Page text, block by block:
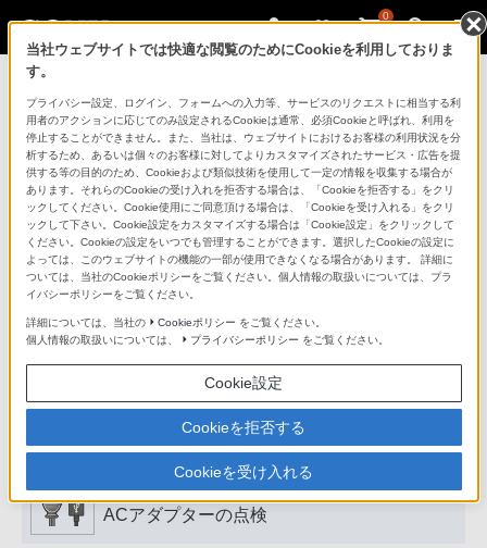
0
製品を安全に、安心してご使用いただ
くために
日常の清掃・点検が大切です。安全のため取扱説明書を
よく読みましょう。
製品に関する重要なお知らせ
安全で上手な使いかた
愛情点検のおすすめ
電源プラグ・コード、USB端子・ケーブル、
ACアダプターの点検
当社ウェブサイトでは快適な閲覧のためにCookieを利用しておりま
す。
プライバシー設定、ログイン、フォームへの入力等、サービスのリクエストに相当する利
用者のアクションに応じてのみ設定されるCookieは通常、必須Cookieと呼ばれ、利用を
停止することができません。また、当社は、ウェブサイトにおけるお客様の利用状況を分
析するため、あるいは個々のお客様に対してよりカスタマイズされたサービス・広告を提
供する等の目的のため、Cookieおよび類似技術を使用して一定の情報を収集する場合が
あります。それらのCookieの受け入れを拒否する場合は、「Cookieを拒否する」をクリ
ックしてください。Cookie使用にご同意頂ける場合は、「Cookieを受け入れる」をクリ
ックして下さい。Cookie設定をカスタマイズする場合は「Cookie設定」をクリックして
ください。Cookieの設定をいつでも管理することができます。選択したCookieの設定に
よっては、このウェブサイトの機能の一部が使用できなくなる場合があります。 詳細に
ついては、当社のCookieポリシーをご覧ください。個人情報の取扱いについては、プラ
イバシーポリシーをご覧ください。
詳細については、当社の Cookieポリシー をご覧ください。
個人情報の取扱いについては、
プライバシーポリシー をご覧ください。
Cookie設定
Cookieを拒否する
Cookieを受け入れる